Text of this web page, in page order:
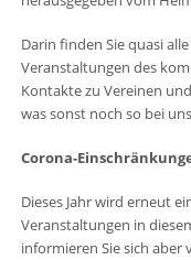
Darin finden Sie quasi
Veranstaltungen des
Kontakte zu Vereinen
was sonst noch so bei
Corona-
Dieses Jahr wird erneut
Veranstaltungen in
informieren Sie sich